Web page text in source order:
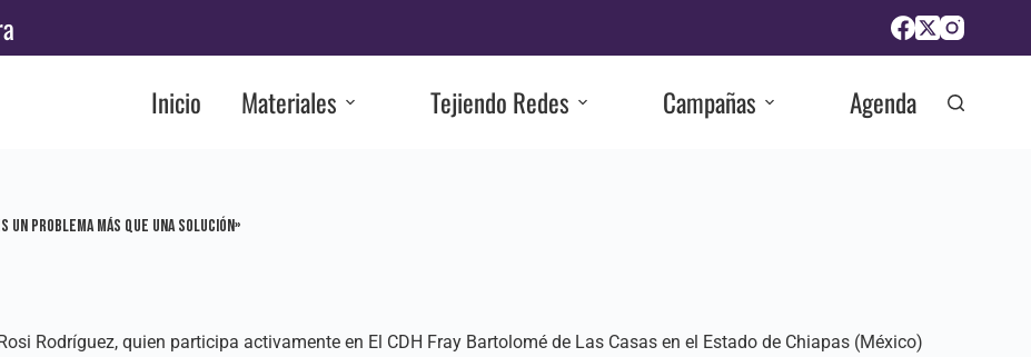
Inicio Materiales Tejiendo Redes Campañas Agenda
un problema más que una solución»
Rodríguez, quien participa activamente en El CDH Fray Bartolomé de Las Casas en el Estado de Chiapas (México)